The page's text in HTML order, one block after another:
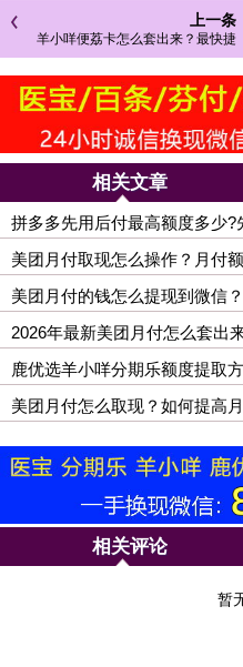
上一条
羊小咩便荔卡怎么套出来？最快捷
秒到的方法
相关文章
拼多多先用后付最高额度多少?
美团月付取现怎么操作？月付
美团月付的钱怎么提现到微信？
2026年最新美团月付怎么套出
鹿优选羊小咩分期乐额度提取
家
美团月付怎么取现？如何提高
相关评论
暂